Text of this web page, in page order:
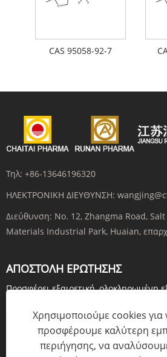
CAS 95058-92-7
Τηλ: +86-13646196320
ΗΛΕΚΤΡΟΝΙΚΗ ΔΙΕΥΘΥΝΣΗ:
Διεύθυνση: No. 12, Zhangma Road,
Materials Industrial Park, Huaian,
ΑΠΟΣΤΟΛΉ ΕΡΏΤΗΣΗΣ
Προσφέρει εξαιρετική, ολοκληρωμένη
κάθε βήμα. Πριν παραγγείλετε, κάντε
χρόνο μέσω...
ΕΡΕΥΝΑ ΤΩΡΑ
Χρησιμοποιούμε cookies για
προσφέρουμε καλύτερη
περιήγησης, να